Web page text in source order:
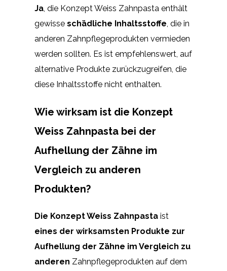
Ja, die Konzept Weiss Zahnpasta enthält
gewisse schädliche Inhaltsstoffe, die in
anderen Zahnpflegeprodukten vermieden
werden sollten. Es ist empfehlenswert, auf
alternative Produkte zurückzugreifen, die
diese Inhaltsstoffe nicht enthalten.
Wie wirksam ist die Konzept
Weiss Zahnpasta bei der
Aufhellung der Zähne im
Vergleich zu anderen
Produkten?
Die Konzept Weiss Zahnpasta ist
eines der wirksamsten Produkte zur
Aufhellung der Zähne im Vergleich zu
anderen Zahnpflegeprodukten auf dem